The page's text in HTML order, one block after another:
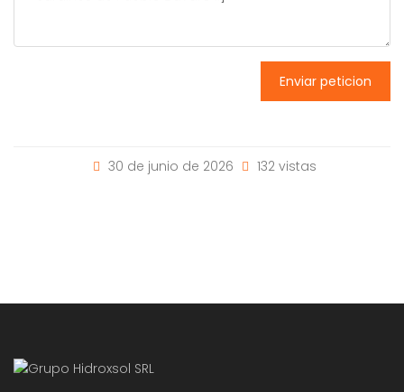
Enviar peticion
30 de junio de 2026 132 vistas